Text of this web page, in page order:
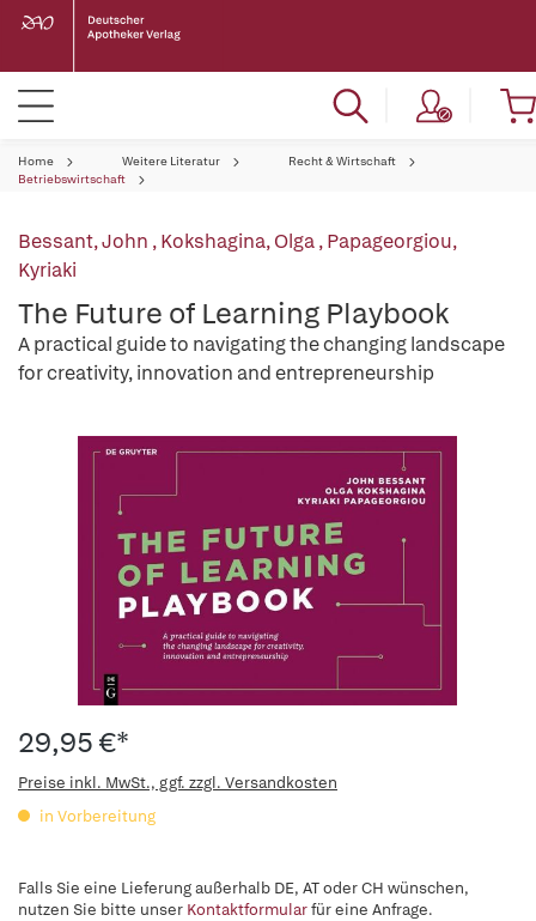
Home Weitere Literatur
Recht & Wirtschaft
Betriebswirtschaft
Bessant, John ,Kokshagina, Olga,Papageorgiou,
Kyriaki
The Future of Learning Playbook
A practical guide to navigating the changing landscape
for creativity, innovation and entrepreneurship
29,95 €*
Preise inkl. MwSt., ggf. zzgl. Versandkosten
in Vorbereitung
Falls Sie eine Lieferung außerhalb DE, AT oder CH wünschen,
nutzen Sie bitte unser Kontaktformularfür eine Anfrage.